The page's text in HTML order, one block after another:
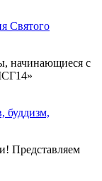
Святого
начинающиеся с
буддизм,
Представляем